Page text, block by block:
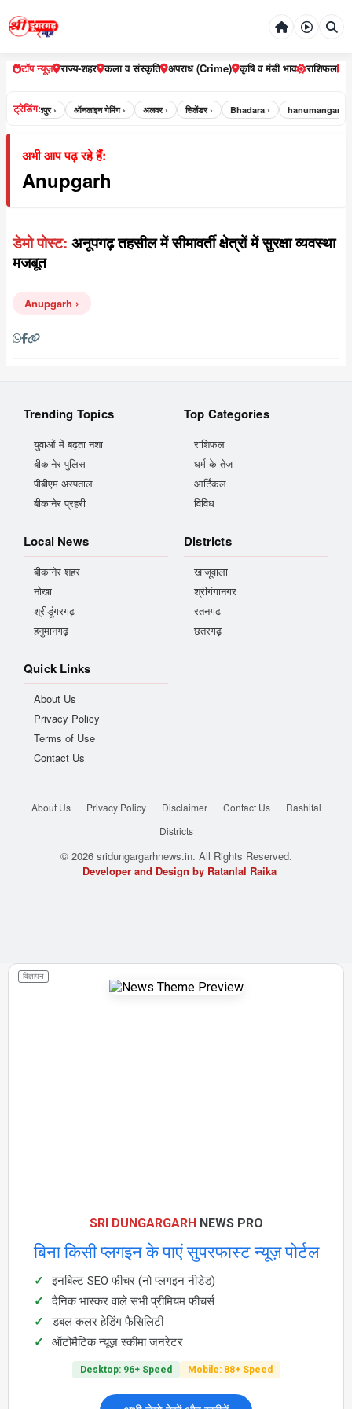
टॉप न्यूज़ राज्य-शहर कला व संस्कृति अपराध (Crime) कृषि व मंडी भाव राशिफल
ट्रेडिंग:भरतपुर › ऑनलाइन गेमिंग › अलवर › सिलेंडर › Bhadara › hanumangarh ›
अभी आप पढ़ रहे हैं:
Anupgarh
डेमो पोस्ट: अनूपगढ़ तहसील में सीमावर्ती क्षेत्रों में सुरक्षा व्यवस्था
मजबूत
Anupgarh
Trending Topics
युवाओं में बढ़ता नशा
बीकानेर पुलिस
पीबीएम अस्पताल
बीकानेर प्रहरी
Top Categories
राशिफल
धर्म-के-तेज
आर्टिकल
विविध
Local News
बीकानेर शहर
नोखा
श्रीडूंगरगढ़
हनुमानगढ़
Districts
खाजूवाला
श्रीगंगानगर
रतनगढ़
छतरगढ़
Quick Links
About Us
Privacy Policy
Terms of Use
Contact Us
About Us Privacy Policy Disclaimer Contact Us
Rashifal
Districts
© 2026 sridungargarhnews.in. All Rights Reserved.
Developer and Design by Ratanlal Raika
विज्ञापन
SRI DUNGARGARH NEWS PRO
बिना किसी प्लगइन के पाएं सुपरफास्ट न्यूज़ पोर्टल
इनबिल्ट SEO फीचर (नो प्लगइन नीडेड)
दैनिक भास्कर वाले सभी प्रीमियम फीचर्स
डबल कलर हेडिंग फैसिलिटी
ऑटोमैटिक न्यूज़ स्कीमा जनरेटर
Desktop: 96+ Speed Mobile: 88+ Speed